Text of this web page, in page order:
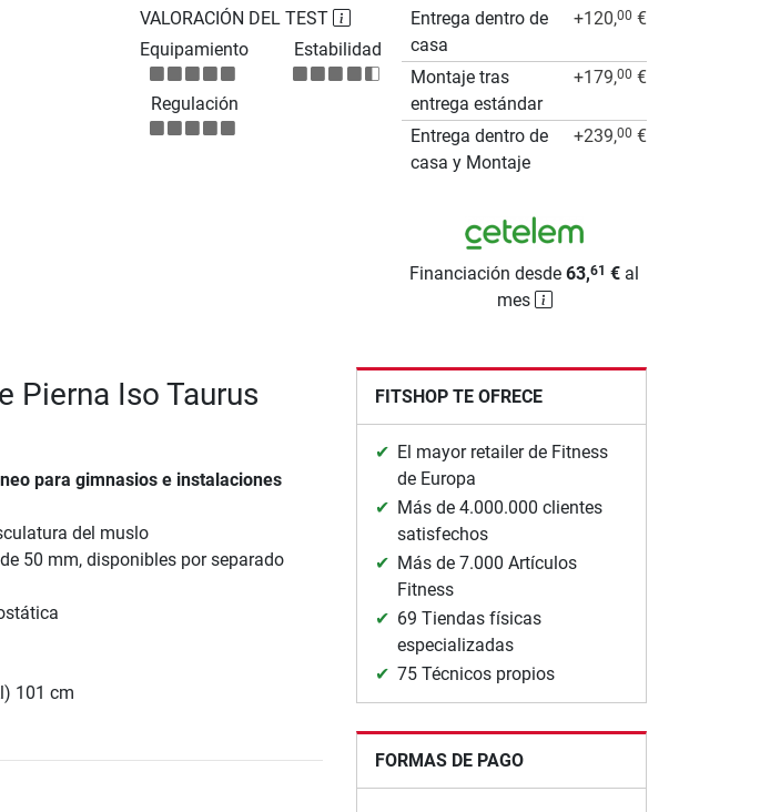
VALORACIÓN DEL TEST
Equipamiento
Estabilidad
Regulación
Entrega dentro de
casa
+120,00 €
Montaje tras
entrega estándar
+179,00 €
Entrega dentro de
casa y Montaje
+239,00 €
Financiación desde63,61 € al
mes
Pierna Iso Taurus
para gimnasios e instalaciones
del muslo
50 mm, disponibles por separado
101 cm
FITSHOP TE OFRECE
El mayor retailer de Fitness
de Europa
Más de 4.000.000 clientes
satisfechos
Más de 7.000 Artículos
Fitness
69 Tiendas físicas
especializadas
75 Técnicos propios
FORMAS DE PAGO